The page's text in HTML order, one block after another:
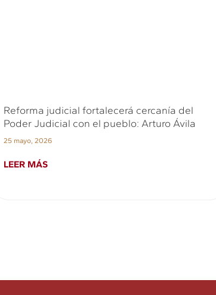
Reforma judicial fortalecerá cercanía del
Poder Judicial con el pueblo: Arturo Ávila
25 mayo, 2026
LEER MÁS